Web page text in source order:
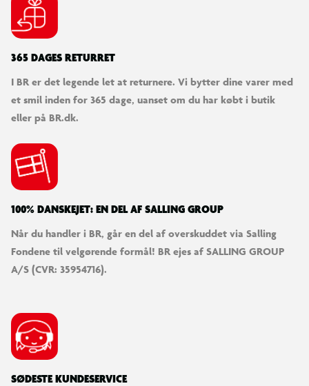
3 rumeventyr i 1 sæt
ud i rummet og få 3 forskellige bygge- og legeoplevelser.
365 DAGES RETURRET
I BR er det legende let at returnere. Vi bytter dine varer med
et smil inden for 365 dage, uanset om du har købt i butik
eller på BR.dk.
100% DANSKEJET: EN DEL AF SALLING GROUP
Når du handler i BR, går en del af overskuddet via Salling
Fondene til velgørende formål! BR ejes af SALLING GROUP
A/S (CVR: 35954716).
SØDESTE KUNDESERVICE